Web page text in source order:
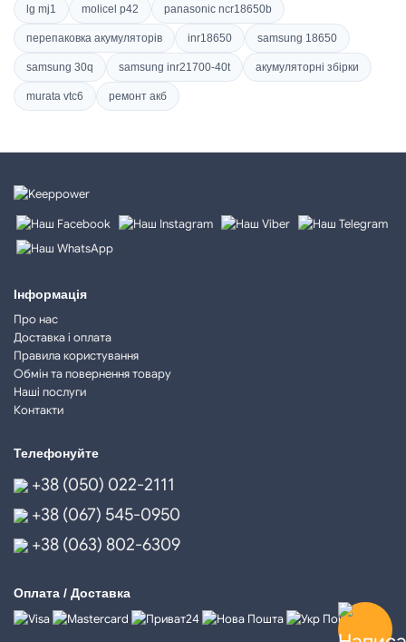
lg mj1 molicel p42 panasonic ncr18650b
перепаковка акумуляторів inr18650 samsung 18650
samsung 30q samsung inr21700-40t акумуляторні збірки
murata vtc6 ремонт акб
Інформація
Про нас
Доставка і оплата
Правила користування
Обмін та повернення товару
Наші послуги
Контакти
Телефонуйте
+38 (050) 022-2111
+38 (067) 545-0950
+38 (063) 802-6309
Оплата / Доставка